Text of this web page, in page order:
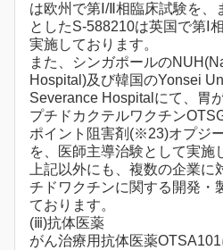
は欧州で第Ⅰ/Ⅱ相臨床試験を、
としたS-588210は英国で第Ⅰ
実施しております。
また、シンガポールの
Hospital)及び韓国のYonsei
Severance Hospitalにて、胃
プチドカクテルワクチン
ポイント阻害剤(※23)オプジ
を、医師主導治験として実施
上記以外にも、複数の企業
チドワクチンに関する開発・
ております。
(ⅲ)抗体医薬
がん治療用抗体医薬